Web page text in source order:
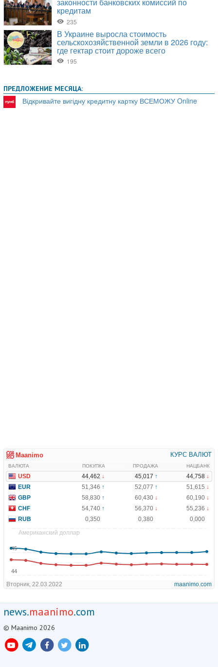
ПРЕДЛОЖЕНИЕ МЕСЯЦА:
Відкривайте вигідну кредитну картку ВСЕМОЖУ Online
news.maanimo.com
© Maanimo 2026